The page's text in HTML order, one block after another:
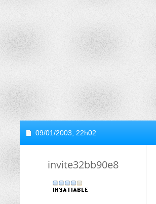
09/01/2003, 22h02
invite32bb90e8